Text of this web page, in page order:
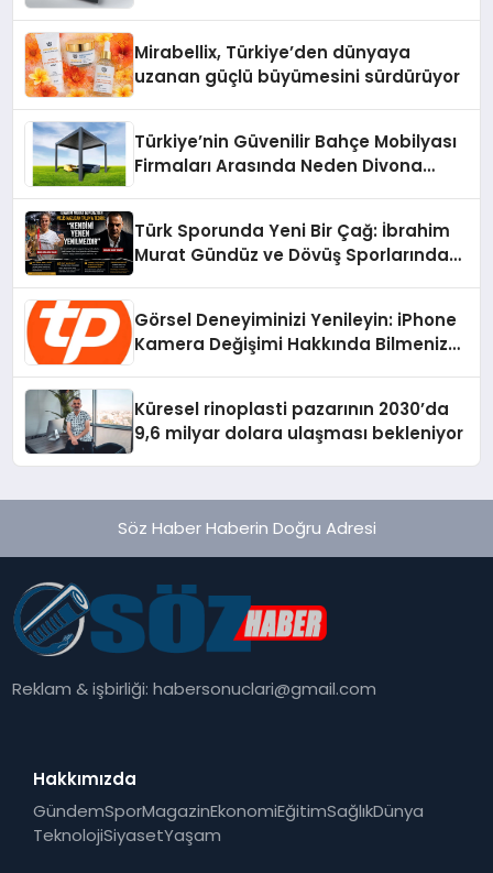
Mirabellix, Türkiye’den dünyaya
uzanan güçlü büyümesini sürdürüyor
Türkiye’nin Güvenilir Bahçe Mobilyası
Firmaları Arasında Neden Divona
Türk Sporunda Yeni Bir Çağ: İbrahim
Murat Gündüz ve Dövüş Sporlarında
Görsel Deneyiminizi Yenileyin: iPhone
Kamera Değişimi Hakkında Bilmeniz
Küresel rinoplasti pazarının 2030’da
9,6 milyar dolara ulaşması bekleniyor
Söz Haber Haberin Doğru Adresi
Reklam & işbirliği:habersonuclari@gmail.com
Hakkımızda
GündemSporMagazinEkonomiEğitimSağlıkDünya
TeknolojiSiyasetYaşam